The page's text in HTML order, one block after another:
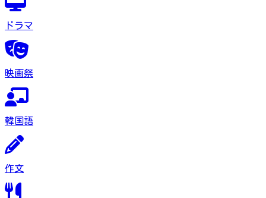
ドラマ
映画祭
韓国語
作文